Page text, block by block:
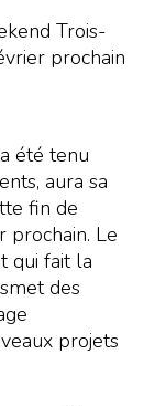
Trois-
prochain
été tenu
aura sa
fin de
prochain. Le
qui fait la
des
projets